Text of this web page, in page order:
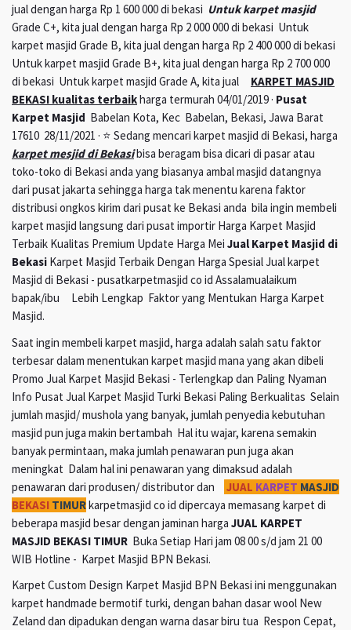
jual dengan harga Rp 1 600 000 di bekasi Untuk karpet masjid
Grade C+, kita jual dengan harga Rp 2 000 000 di bekasi Untuk
karpet masjid Grade B, kita jual dengan harga Rp 2 400 000 di bekasi
Untuk karpet masjid Grade B+, kita jual dengan harga Rp 2 700 000
di bekasi Untuk karpet masjid Grade A, kita jual KARPET MASJID
BEKASI kualitas terbaikharga termurah 04/01/2019 · Pusat
Karpet Masjid Babelan Kota, Kec Babelan, Bekasi, Jawa Barat
17610 28/11/2021 · ⭐ Sedang mencari karpet masjid di Bekasi, harga
karpet mesjid di Bekasibisa beragam bisa dicari di pasar atau
toko-toko di Bekasi anda yang biasanya ambal masjid datangnya
dari pusat jakarta sehingga harga tak menentu karena faktor
distribusi ongkos kirim dari pusat ke Bekasi anda bila ingin membeli
karpet masjid langsung dari pusat importir Harga Karpet Masjid
Terbaik Kualitas Premium Update Harga Mei Jual Karpet Masjid di
Bekasi Karpet Masjid Terbaik Dengan Harga Spesial Jual karpet
Masjid di Bekasi - pusatkarpetmasjid co id Assalamualaikum
bapak/ibu Lebih Lengkap Faktor yang Mentukan Harga Karpet
Masjid.
Saat ingin membeli karpet masjid, harga adalah salah satu faktor
terbesar dalam menentukan karpet masjid mana yang akan dibeli
Promo Jual Karpet Masjid Bekasi - Terlengkap dan Paling Nyaman
Info Pusat Jual Karpet Masjid Turki Bekasi Paling Berkualitas Selain
jumlah masjid/ mushola yang banyak, jumlah penyedia kebutuhan
masjid pun juga makin bertambah Hal itu wajar, karena semakin
banyak permintaan, maka jumlah penawaran pun juga akan
meningkat Dalam hal ini penawaran yang dimaksud adalah
penawaran dari produsen/ distributor dan
JUAL KARPET MASJID
BEKASI TIMURkarpetmasjid co id dipercaya memasang karpet di
beberapa masjid besar dengan jaminan harga JUAL KARPET
MASJID BEKASI TIMUR Buka Setiap Hari jam 08 00 s/d jam 21 00
WIB Hotline - Karpet Masjid BPN Bekasi.
Karpet Custom Design Karpet Masjid BPN Bekasi ini menggunakan
karpet handmade bermotif turki, dengan bahan dasar wool New
Zeland dan dipadukan dengan warna dasar biru tua Respon Cepat,